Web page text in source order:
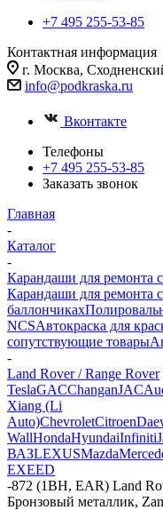
+7 495 255-53-85
Контактная информация
г. Москва,
info@podkraska.ru
Вконтакте
Телефоны
+7 495 255-53-85
Заказать звонок
Главная
-
Каталог
-
Карандаши для ремонта
Карандаши для ремонта
баллончиках
NCSАвтокраска для
сопутствующие товары
-
Land Rover / Range Rover
TeslaGACChanganJAC
Xiang (Li
Auto)ChevroletCitroen
WallHondaHyundaiInfiniti
ВАЗLEXUSMazda
EXEED
-872 (1BH, EAR) Land
Бронзовый металлик,